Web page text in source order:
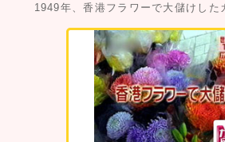
1949年、香港フラワーで大儲けした